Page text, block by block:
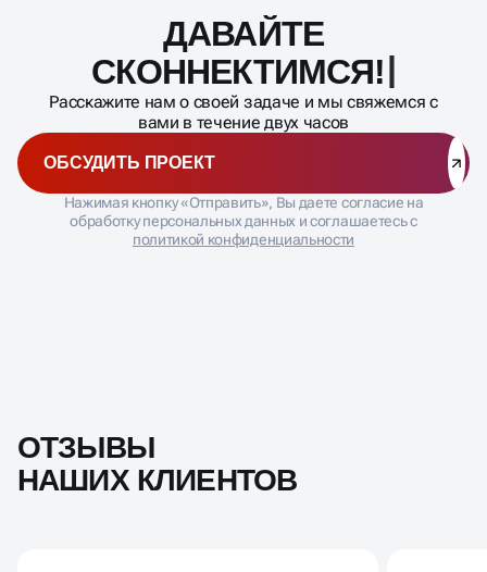
Масштабирование
процесса
ДАВАЙТЕ
СКОННЕКТИ
Расскажите нам о своей задаче и мы свяжемся с
вами в течение двух часов
ОБСУДИТЬ ПРОЕКТ
Нажимая кнопку «Отправить», Вы даете согласие на
обработку персональных данных и соглашаетесь с
политикой конфиденциальности
ОТЗЫВЫ
НАШИХ КЛИЕНТОВ